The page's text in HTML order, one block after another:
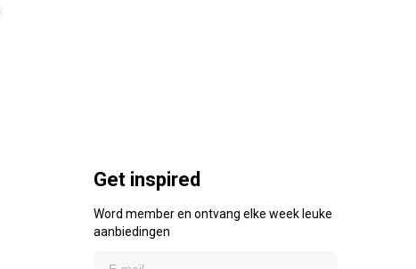
Get inspired
Word member en ontvang elke week leuke
aanbiedingen